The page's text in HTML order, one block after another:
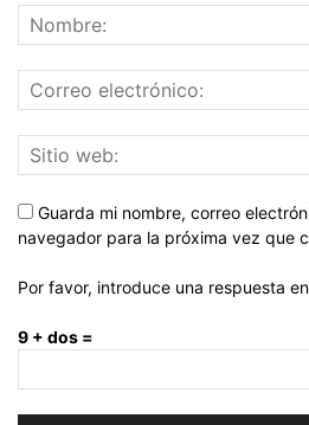
Guarda mi nombre, correo
navegador para la próxima vez que
Por favor, introduce una respuesta
9 + dos =